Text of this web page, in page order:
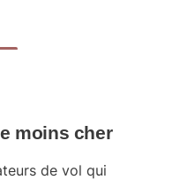
moins cher
de vol qui